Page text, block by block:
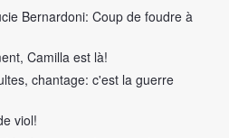
Bernardoni: Coup de foudre à
Camilla est là!
chantage: c'est la guerre
viol!